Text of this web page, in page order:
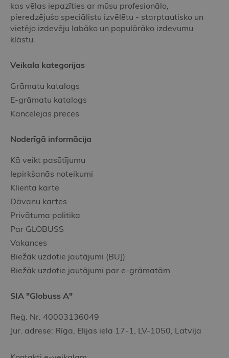
kas vēlas iepazīties ar mūsu profesionālo,
pieredzējušo speciālistu izvēlētu - starptautisko un
vietējo izdevēju labāko un populārāko izdevumu
klāstu.
Veikala kategorijas
Grāmatu katalogs
E-grāmatu katalogs
Kancelejas preces
Noderīgā informācija
Kā veikt pasūtījumu
Iepirkšanās noteikumi
Klienta karte
Dāvanu kartes
Privātuma politika
Par GLOBUSS
Vakances
Biežāk uzdotie jautājumi (BUJ)
Biežāk uzdotie jautājumi par e-grāmatām
SIA "Globuss A"
Reģ. Nr. 40003136049
Jur. adrese: Rīga, Elijas iela 17-1, LV-1050, Latvija